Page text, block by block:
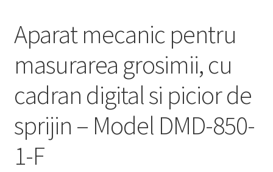
Aparat mecanic pentru
masurarea grosimii, cu
cadran digital si picior de
sprijin – Model DMD-850-
1-F